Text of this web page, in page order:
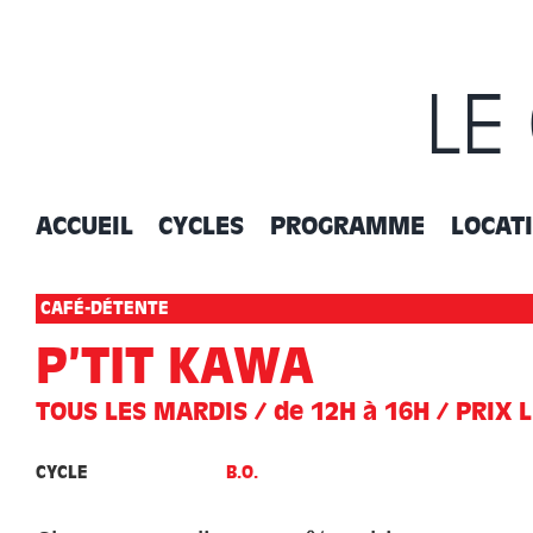
LE
ACCUEIL CYCLES PROGRAMME
CAFÉ-DÉTENTE
P’TIT KAWA
TOUS LES MARDIS / de 12H à 16H / PRIX
CYCLE B.O.